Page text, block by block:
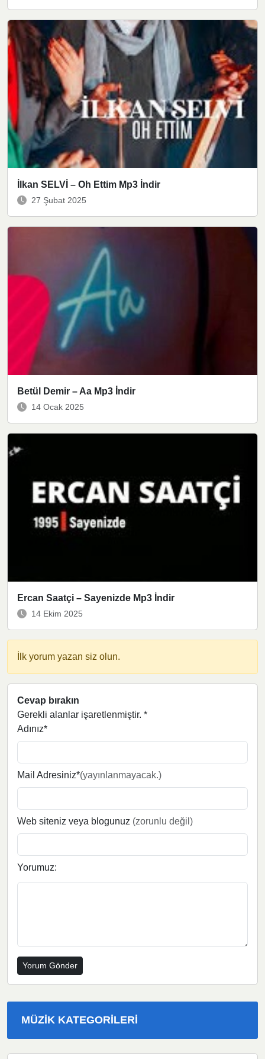
İlkan SELVİ – Oh Ettim Mp3 İndir
27 Şubat 2025
Betül Demir – Aa Mp3 İndir
14 Ocak 2025
Ercan Saatçi – Sayenizde Mp3 İndir
14 Ekim 2025
İlk yorum yazan siz olun.
Cevap bırakın
Gerekli alanlar işaretlenmiştir. *
Adınız*
Mail Adresiniz*(yayınlanmayacak.)
Web siteniz veya blogunuz (zorunlu değil)
Yorumuz:
MÜZIK KATEGORILERI